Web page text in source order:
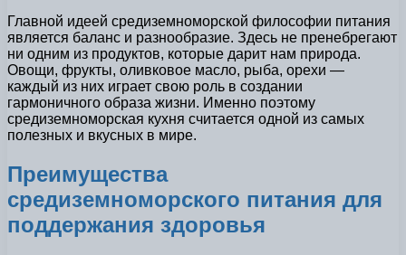
Главной идеей средиземноморской философии питания
является баланс и разнообразие. Здесь не пренебрегают
ни одним из продуктов, которые дарит нам природа.
Овощи, фрукты, оливковое масло, рыба, орехи —
каждый из них играет свою роль в создании
гармоничного образа жизни. Именно поэтому
средиземноморская кухня считается одной из самых
полезных и вкусных в мире.
Преимущества
средиземноморского питания для
поддержания здоровья